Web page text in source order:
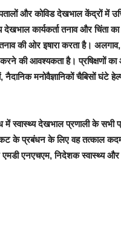
और कोविड देखभाल केंद्रों में
देखभाल कार्यकर्ता तनाव और चिंता
की ओर इषारा करता है।
करने की आवश्यकता है।
नैदानिक मनोवैज्ञानिकों चैबिसों घंटे
स्वास्थ्य देखभाल प्रणाली के
के प्रबंधन के लिए वह तत्काल कदम
एनएचएम, निदेशक स्वास्थ्य और